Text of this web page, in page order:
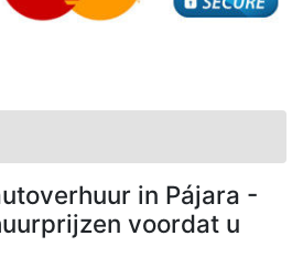
in Pájara -
voordat u